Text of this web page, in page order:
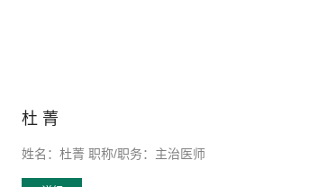
杜 菁
姓名：杜菁 职称/职务：主治医师